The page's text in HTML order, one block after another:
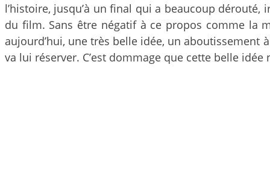
l’histoire, jusqu’à un final qui a beaucoup
du film. Sans être négatif à ce propos comme la
aujourd’hui, une très belle idée, un aboutissement
va lui réserver. C’est dommage que cette belle